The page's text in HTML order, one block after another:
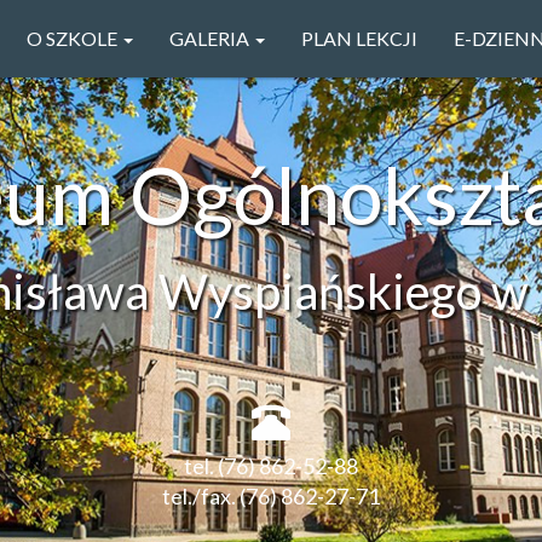
O SZKOLE GALERIA PLAN LEKCJI E-
Wyspiańskiego w
tel. (76) 862-52-88
tel./fax. (76) 862-27-71